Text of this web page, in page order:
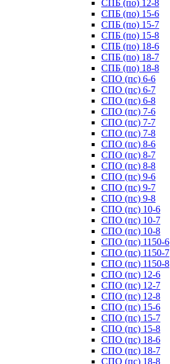
СПБ (по) 12-8
СПБ (по) 15-6
СПБ (по) 15-7
СПБ (по) 15-8
СПБ (по) 18-6
СПБ (по) 18-7
СПБ (по) 18-8
СПО (пс) 6-6
СПО (пс) 6-7
СПО (пс) 6-8
СПО (пс) 7-6
СПО (пс) 7-7
СПО (пс) 7-8
СПО (пс) 8-6
СПО (пс) 8-7
СПО (пс) 8-8
СПО (пс) 9-6
СПО (пс) 9-7
СПО (пс) 9-8
СПО (пс) 10-6
СПО (пс) 10-7
СПО (пс) 10-8
СПО (пс) 1150-6
СПО (пс) 1150-7
СПО (пс) 1150-8
СПО (пс) 12-6
СПО (пс) 12-7
СПО (пс) 12-8
СПО (пс) 15-6
СПО (пс) 15-7
СПО (пс) 15-8
СПО (пс) 18-6
СПО (пс) 18-7
СПО (пс) 18-8